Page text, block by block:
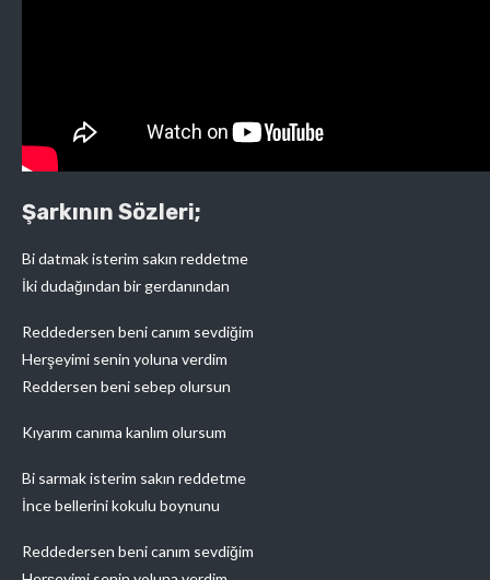
Şarkının Sözleri;
Bi datmak isterim sakın reddetme
İki dudağından bir gerdanından
Reddedersen beni canım sevdiğim
Herşeyimi senin yoluna verdim
Reddersen beni sebep olursun
Kıyarım canıma kanlım olursum
Bi sarmak isterim sakın reddetme
İnce bellerini kokulu boynunu
Reddedersen beni canım sevdiğim